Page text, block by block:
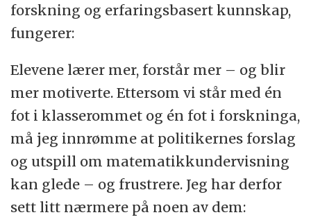
forskning og erfaringsbasert kunnskap,
fungerer:
Elevene lærer mer, forstår mer – og blir
mer motiverte. Ettersom vi står med én
fot i klasserommet og én fot i forskninga,
må jeg innrømme at politikernes forslag
og utspill om matematikkundervisning
kan glede – og frustrere. Jeg har derfor
sett litt nærmere på noen av dem: